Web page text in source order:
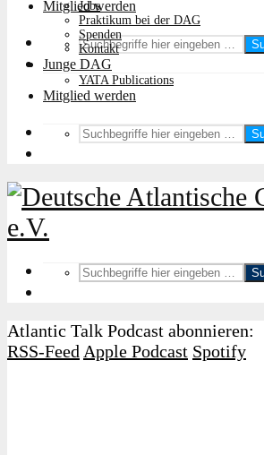
Mitglied werden
Jobs
Praktikum bei der DAG
Spenden
Kontakt
Junge DAG
YATA Publications
Mitglied werden
Atlantic Talk Podcast abonnieren:
RSS-Feed Apple Podcast Spotify